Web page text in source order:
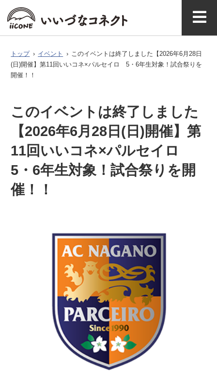
アクセ
いいづなコネクト
とは
飯綱町につい
て
お問い合わ
ト
ジ
ン
トップ › イベント › このイベントは終了しました【2026年6月28日
(日)開催】第11回いいコネ×パルセイロ 5・6年生対象！試合祭りを
開催！！
このイベントは終了しました
【2026年6月28日(日)開催】第
11回いいコネ×パルセイロ
5・6年生対象！試合祭りを開
催！！